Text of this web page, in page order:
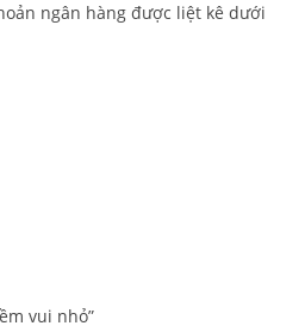
ngân hàng được liệt kê dưới
vui nhỏ”